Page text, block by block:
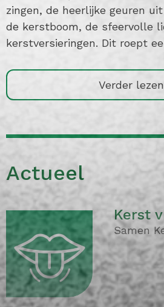
zingen, de heerlijke geuren
de kerstboom, de sfeervolle
kerstversieringen. Dit roept
Verder
Actueel
Kerst
Samen